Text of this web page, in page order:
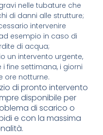
nelle tubature che
di danni alle strutture;
intervenire
esempio in caso di
di acqua;
un intervento urgente,
fine settimana, i giorni
ore notturne.
di pronto intervento
disponibile per
di scarico o
e con la massima